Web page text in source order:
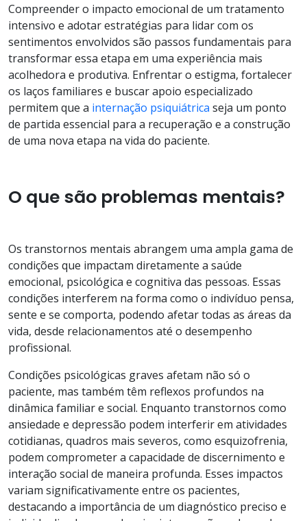
Compreender o impacto emocional de um tratamento
intensivo e adotar estratégias para lidar com os
sentimentos envolvidos são passos fundamentais para
transformar essa etapa em uma experiência mais
acolhedora e produtiva. Enfrentar o estigma, fortalecer
os laços familiares e buscar apoio especializado
permitem que a internação psiquiátrica seja um ponto
de partida essencial para a recuperação e a construção
de uma nova etapa na vida do paciente.
O que são problemas mentais?
Os transtornos mentais abrangem uma ampla gama de
condições que impactam diretamente a saúde
emocional, psicológica e cognitiva das pessoas. Essas
condições interferem na forma como o indivíduo pensa,
sente e se comporta, podendo afetar todas as áreas da
vida, desde relacionamentos até o desempenho
profissional.
Condições psicológicas graves afetam não só o
paciente, mas também têm reflexos profundos na
dinâmica familiar e social. Enquanto transtornos como
ansiedade e depressão podem interferir em atividades
cotidianas, quadros mais severos, como esquizofrenia,
podem comprometer a capacidade de discernimento e
interação social de maneira profunda. Esses impactos
variam significativamente entre os pacientes,
destacando a importância de um diagnóstico preciso e